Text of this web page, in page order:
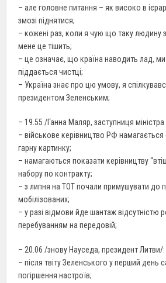
– але головне питання – як високо в
змозі піднятися;
– кожені раз, коли я чую що таку людину
мене це тішить;
– це означає, що країна наводить лад,
піддається чистці;
– Україна знає про цю умову, я
президентом Зеленським;
– 19.55 /Ганна Маляр, заступниця
– військове керівництво РФ
гарну картинку;
– намагаються показати керівництву
набору по контракту;
– з липня на ТОТ почали примушувати до
мобілізованих;
– у разі відмови йде шантаж відсутністю
перебуванням на передовій;
– 20.06 /знову Науседа, президент Литви/:
– після твіту Зеленського у перший день
погіршення настроїв;